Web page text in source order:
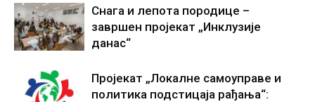
Снага и лепота породице –
завршен пројекат „Инклузије
данас“
Пројекат „Локалне самоуправе и
политика подстицаја рађања“: